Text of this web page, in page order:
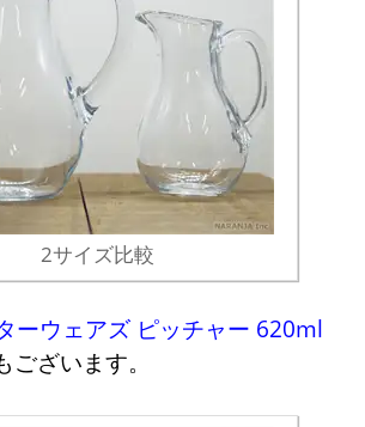
2サイズ比較
ーウェアズ ピッチャー 620ml
ございます。